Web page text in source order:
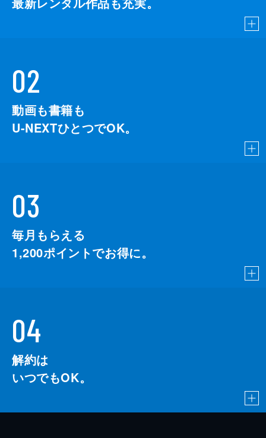
02
動画も書籍も
U-NEXTひとつでOK。
03
毎月もらえる
1,200ポイントでお得に。
04
解約は
いつでもOK。